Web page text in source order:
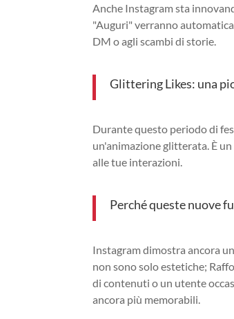
Anche Instagram sta
"Auguri" verranno
DM o agli scambi di storie.
Glittering Likes: una
Durante questo periodo di
un'animazione glitterata. È
alle tue interazioni.
Perché queste nuove
Instagram dimostra ancora
non sono solo estetiche;
di contenuti o un utente
ancora più memorabili.